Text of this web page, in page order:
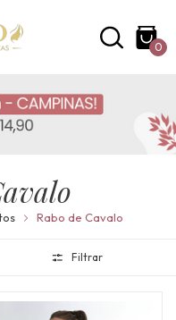
0
Rabo de Cavalo
Filtrar